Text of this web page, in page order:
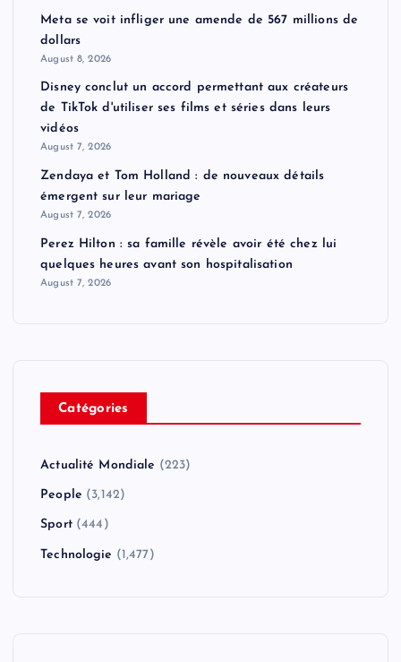
Meta se voit infliger une amende de 567 millions de
dollars
August 8, 2026
Disney conclut un accord permettant aux créateurs
de TikTok d'utiliser ses films et séries dans leurs
vidéos
August 7, 2026
Zendaya et Tom Holland : de nouveaux détails
émergent sur leur mariage
August 7, 2026
Perez Hilton : sa famille révèle avoir été chez lui
quelques heures avant son hospitalisation
August 7, 2026
Catégories
Actualité Mondiale (223)
People (3,142)
Sport(444)
Technologie (1,477)